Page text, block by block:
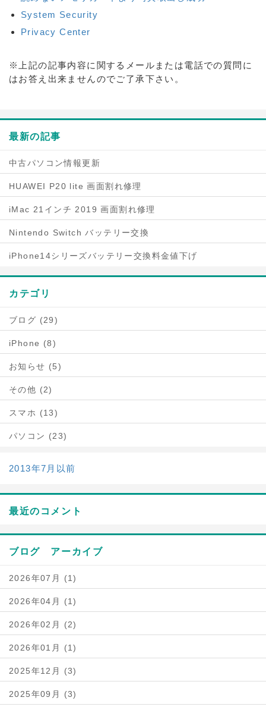
System Security
Privacy Center
※上記の記事内容に関するメールまたは電話での質問に
はお答え出来ませんのでご了承下さい。
最新の記事
中古パソコン情報更新
HUAWEI P20 lite 画面割れ修理
iMac 21インチ 2019 画面割れ修理
Nintendo Switch バッテリー交換
iPhone14シリーズバッテリー交換料金値下げ
カテゴリ
ブログ (29)
iPhone (8)
お知らせ (5)
その他 (2)
スマホ (13)
パソコン (23)
2013年7月以前
最近のコメント
ブログ アーカイブ
2026年07月 (1)
2026年04月 (1)
2026年02月 (2)
2026年01月 (1)
2025年12月 (3)
2025年09月 (3)